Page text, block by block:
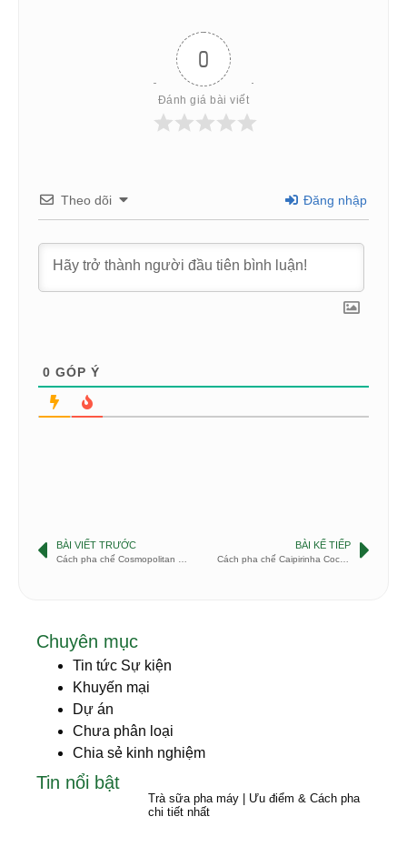
0
Đánh giá bài viết
Theo dõi Đăng nhập
0 GÓP Ý
BÀI VIẾT TRƯỚC BÀI KẾ TIẾP
Chuyên mục
Tin tức Sự kiện
Khuyến mại
Dự án
Chưa phân loại
Chia sẻ kinh nghiệm
Tin nổi bật
Trà sữa pha máy | Ưu điểm & Cách pha
chi tiết nhất